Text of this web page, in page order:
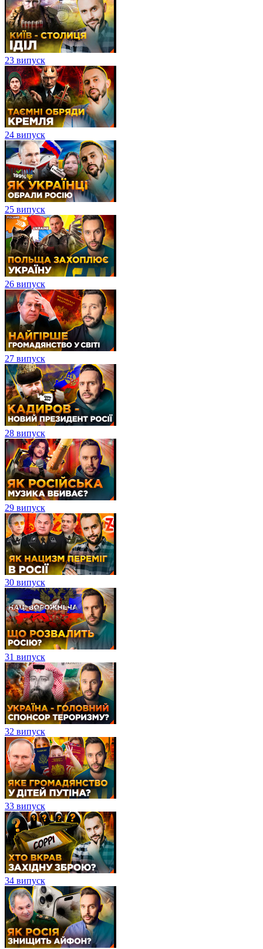
23 випуск
24 випуск
25 випуск
26 випуск
27 випуск
28 випуск
29 випуск
30 випуск
31 випуск
32 випуск
33 випуск
34 випуск